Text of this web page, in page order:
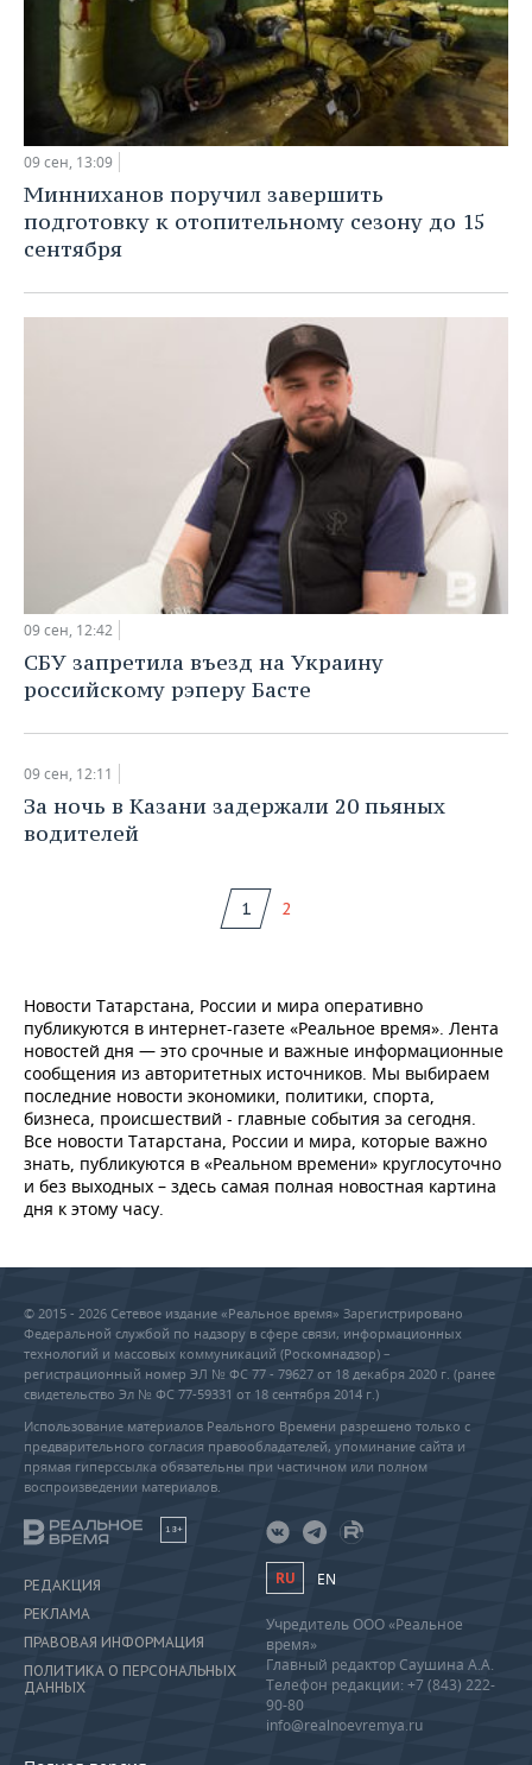
09 сен, 13:09
Минниханов поручил завершить
подготовку к отопительному сезону до 15
сентября
09 сен, 12:42
СБУ запретила въезд на Украину
российскому рэперу Басте
09 сен, 12:11
​За ночь в Казани задержали 20 пьяных
водителей
1 2
Новости Татарстана, России и мира оперативно
публикуются в интернет-газете «Реальное время». Лента
новостей дня — это срочные и важные информационные
сообщения из авторитетных источников. Мы выбираем
последние новости экономики, политики, спорта,
бизнеса, происшествий - главные события за сегодня.
Все новости Татарстана, России и мира, которые важно
знать, публикуются в «Реальном времени» круглосуточно
и без выходных – здесь самая полная новостная картина
дня к этому часу.
© 2015 - 2026 Сетевое издание «Реальное время» Зарегистрировано
Федеральной службой по надзору в сфере связи, информационных
технологий и массовых коммуникаций (Роскомнадзор) –
регистрационный номер ЭЛ № ФС 77 - 79627 от 18 декабря 2020 г. (ранее
свидетельство Эл № ФС 77-59331 от 18 сентября 2014 г.)
Использование материалов Реального Времени разрешено только с
предварительного согласия правообладателей, упоминание сайта и
прямая гиперссылка обязательны при частичном или полном
воспроизведении материалов.
18+
РЕДАКЦИЯ
РЕКЛАМА
ПРАВОВАЯ ИНФОРМАЦИЯ
ПОЛИТИКА О ПЕРСОНАЛЬНЫХ
ДАННЫХ
RU EN
Учредитель ООО «Реальное
время»
Главный редактор Саушина А.А.
Телефон редакции: +7 (843) 222-
90-80
info@realnoevremya.ru